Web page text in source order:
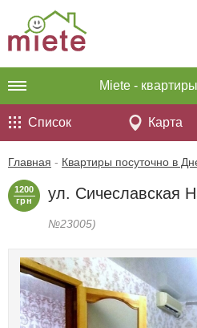
Miete -
Список Карта
Главная - Квартиры посуточно в
1200
грн
ул. Сичеславская
№23005)